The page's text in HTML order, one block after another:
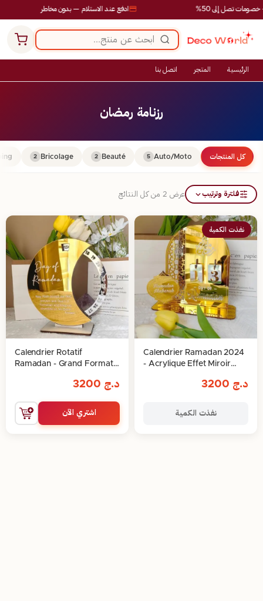
ادفع عند الاستلام — بدون مخاطر تصل إلى 50%
الرئيسية المتجر اتصل بنا
رزنامة رمضان
كل المنتجات Auto/Moto
5
Beauté
2
Bricolage
2
فلترة وترتيب عرض ⁦2⁩ من كل النتائج
نفذت الكمية
Calendrier Ramadan 2024
- Acrylique Effet Miroir
د.ج
نفذت الكمية
Calendrier Rotatif
Ramadan - Grand Format,
د.ج
اشتري الآن